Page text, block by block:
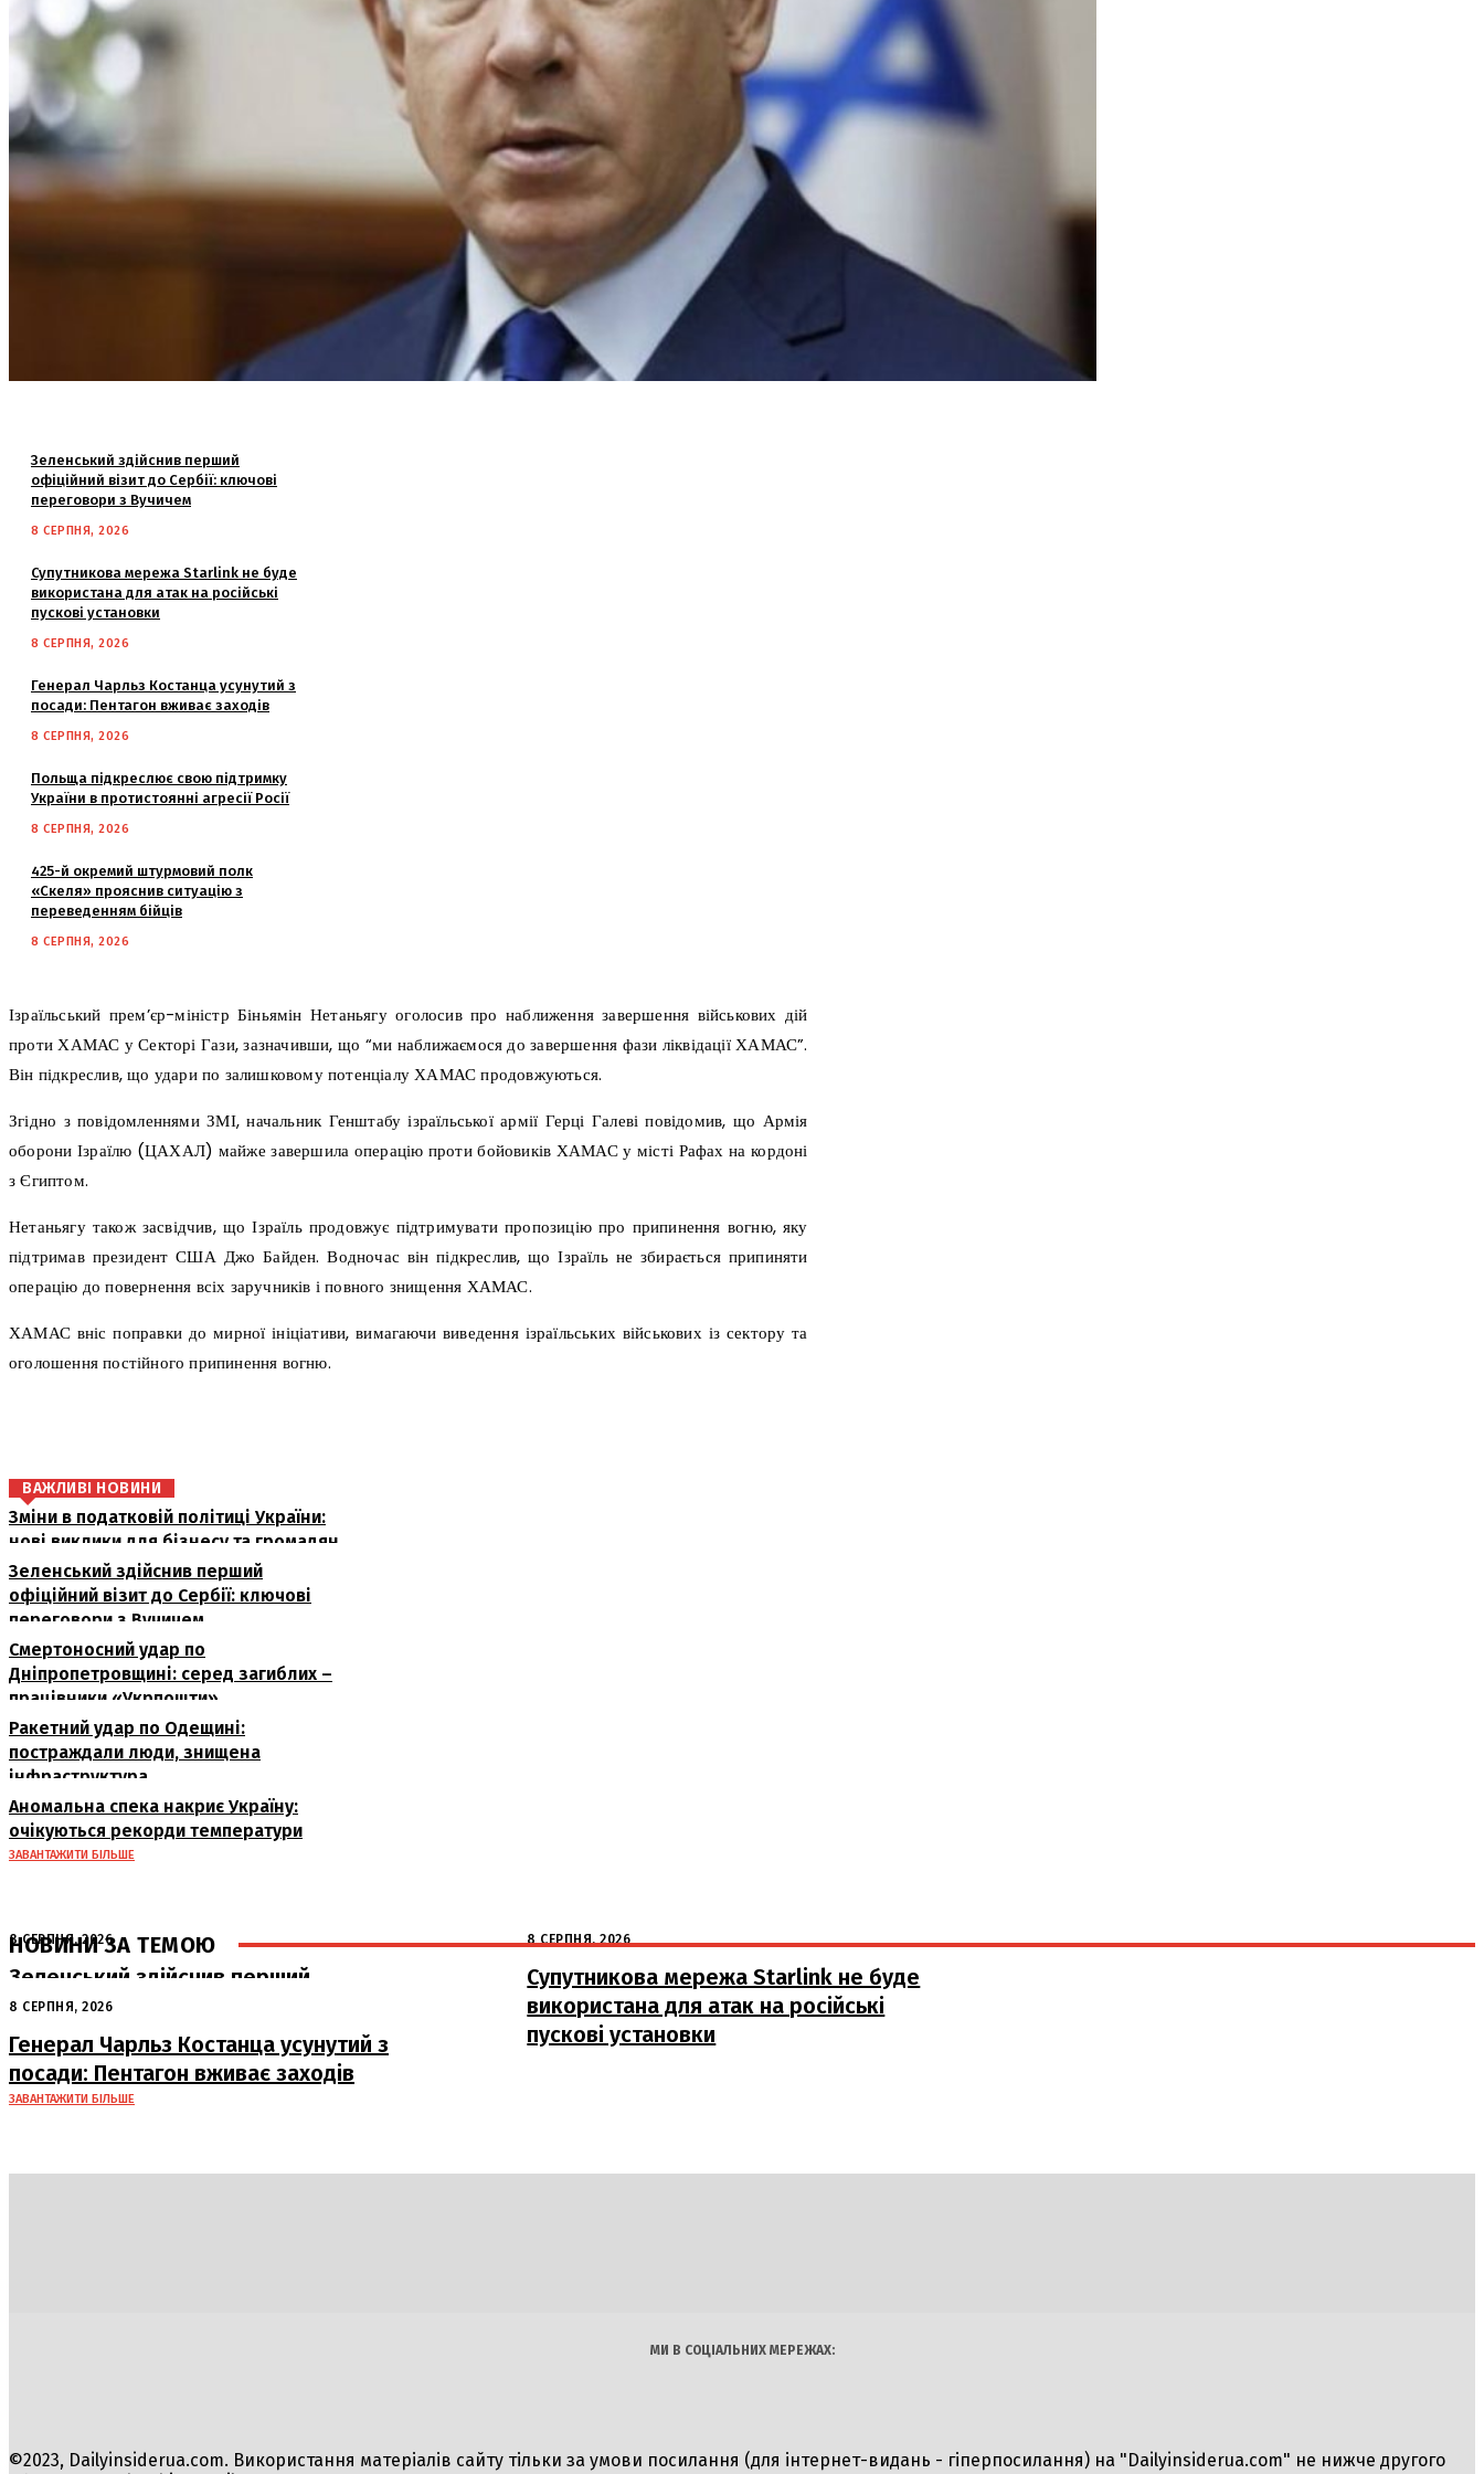
Зеленський здійснив перший
офіційний візит до Сербії: ключові
переговори з Вучичем
8 СЕРПНЯ, 2026
Супутникова мережа Starlink не буде
використана для атак на російські
пускові установки
8 СЕРПНЯ, 2026
Генерал Чарльз Костанца усунутий з
посади: Пентагон вживає заходів
8 СЕРПНЯ, 2026
Польща підкреслює свою підтримку
України в протистоянні агресії Росії
8 СЕРПНЯ, 2026
425-й окремий штурмовий полк
«Скеля» прояснив ситуацію з
переведенням бійців
8 СЕРПНЯ, 2026
Ізраїльський прем’єр-міністр Біньямін Нетаньягу оголосив про наближення завершення військових дій
проти ХАМАС у Секторі Гази, зазначивши, що “ми наближаємося до завершення фази ліквідації ХАМАС”.
Він підкреслив, що удари по залишковому потенціалу ХАМАС продовжуються.
Згідно з повідомленнями ЗМІ, начальник Генштабу ізраїльської армії Герці Галеві повідомив, що Армія
оборони Ізраїлю (ЦАХАЛ) майже завершила операцію проти бойовиків ХАМАС у місті Рафах на кордоні
з Єгиптом.
Нетаньягу також засвідчив, що Ізраїль продовжує підтримувати пропозицію про припинення вогню, яку
підтримав президент США Джо Байден. Водночас він підкреслив, що Ізраїль не збирається припиняти
операцію до повернення всіх заручників і повного знищення ХАМАС.
ХАМАС вніс поправки до мирної ініціативи, вимагаючи виведення ізраїльських військових із сектору та
оголошення постійного припинення вогню.
ВАЖЛИВІ НОВИНИ
Зміни в податковій політиці України:
нові виклики для бізнесу та громадян
Зеленський здійснив перший
офіційний візит до Сербії: ключові
переговори з Вучичем
Смертоносний удар по
Дніпропетровщині: серед загиблих –
працівники «Укрпошти»
Ракетний удар по Одещині:
постраждали люди, знищена
інфраструктура
Аномальна спека накриє Україну:
очікуються рекорди температури
ЗАВАНТАЖИТИ БІЛЬШЕ
НОВИНИ ЗА ТЕМОЮ
8 СЕРПНЯ, 2026
Зеленський здійснив перший
офіційний візит до Сербії: ключові
переговори з Вучичем
8 СЕРПНЯ, 2026
Супутникова мережа Starlink не буде
використана для атак на російські
пускові установки
8 СЕРПНЯ, 2026
Генерал Чарльз Костанца усунутий з
посади: Пентагон вживає заходів
ЗАВАНТАЖИТИ БІЛЬШЕ
МИ В СОЦІАЛЬНИХ МЕРЕЖАХ:
©2023, Dailyinsiderua.com. Використання матеріалів сайту тільки за умови посилання (для інтернет-видань - гіперпосилання) на "Dailyinsiderua.com" не нижче другого